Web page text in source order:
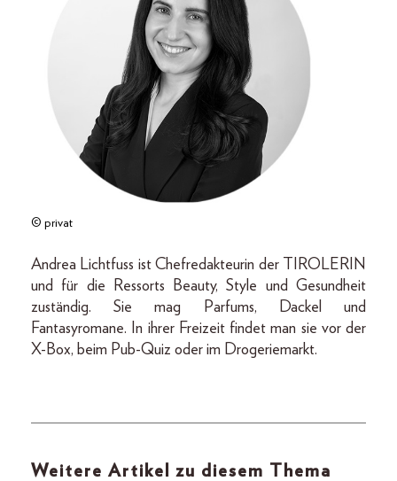
© privat
Andrea Lichtfuss ist Chefredakteurin der TIROLERIN
und für die Ressorts Beauty, Style und Gesundheit
zuständig. Sie mag Parfums, Dackel und
Fantasyromane. In ihrer Freizeit findet man sie vor der
X-Box, beim Pub-Quiz oder im Drogeriemarkt.
Weitere Artikel zu diesem Thema